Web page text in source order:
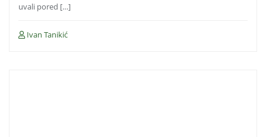
uvali pored […]
Ivan Tanikić